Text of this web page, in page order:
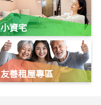
小資宅
友善租屋專區